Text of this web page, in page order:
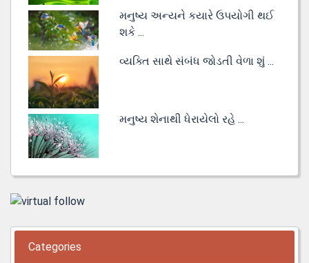
મનુષ્ય અન્યને કયારે ઉપયોગી થઈ
શકે ...
વ્યક્તિ સાથે સંબંધ જોડતી વેળા શું ...
મનુષ્ય શેનાથી ધેરાયેલો રહે ...
Categories